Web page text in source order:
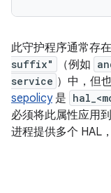
此守护程序通常存
suffix"
（例如
service ）中，但
sepolicy是
必须将此属性应用
进程提供多个 HAL